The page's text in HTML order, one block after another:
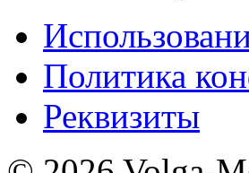
Политика
Реквизиты